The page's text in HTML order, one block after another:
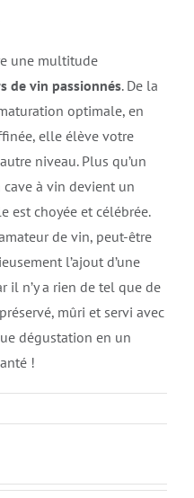
une multitude
de vin passionnés. De la
optimale, en
elle élève votre
niveau. Plus qu’un
à vin devient un
est choyée et célébrée.
de vin, peut-être
l’ajout d’une
il n’y a rien de tel que de
mûri et servi avec
dégustation en un
!